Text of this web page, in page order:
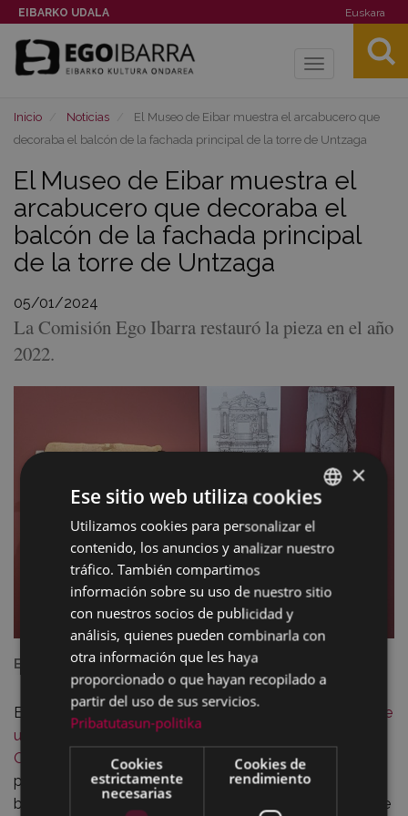
EIBARKO UDALA Euskara
Toggle
Inicio Noticias
El Museo de Eibar muestra el arcabucero que
decoraba el balcón de la fachada principal de la torre de Untzaga
El Museo de Eibar muestra el
arcabucero que decoraba el
balcón de la fachada principal
de la torre de Untzaga
05/01/2024
La Comisión Ego Ibarra restauró la pieza en el año
2022.
El arcabucero en el Museo. Foto: Museo de Eibar.
En el ejercicio 2022 se acordó
restaurar un fragmento de
un alto relieve del antiguo palacio renacentista de los
Orbea
o Torre Zarra de Untzaga, concretamente, una
parte del torso y la faz del arcabucero situado en el
balcón central de la fachada de estilo plateresco que se
BASQUE
SPANISH
×
Ese sitio web utiliza cookies
Utilizamos cookies para personalizar el
contenido, los anuncios y analizar nuestro
tráfico. También compartimos
información sobre su uso de nuestro sitio
con nuestros socios de publicidad y
análisis, quienes pueden combinarla con
otra información que les haya
proporcionado o que hayan recopilado a
partir del uso de sus servicios.
Pribatutasun-politika
Cookies
estrictamente
necesarias
Cookies de
rendimiento